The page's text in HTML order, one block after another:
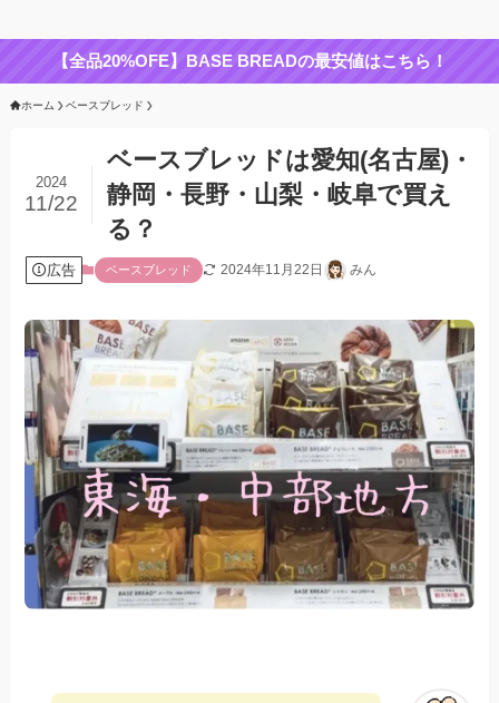
【全品20%OFE】BASE BREADの最安値はこちら！
ホーム ベースブレッド
ベースブレッドは愛知(名古屋)・
静岡・長野・山梨・岐阜で買え
る？
2024
11/22
広告 ベースブレッド 2024年11月22日 みん